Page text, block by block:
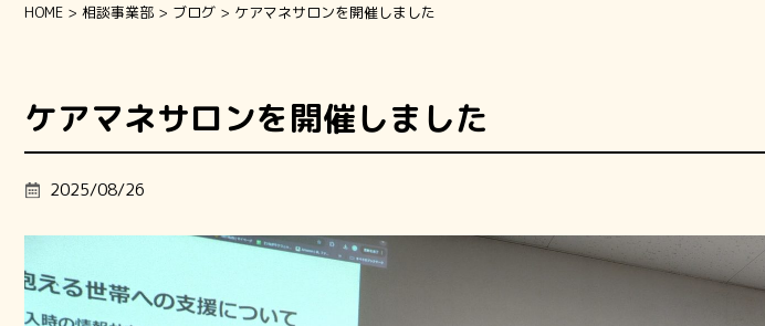
HOME 相談事業部 ブログ ケアマネサロンを開催しました
ケアマネサロンを開催しました
2025/08/26